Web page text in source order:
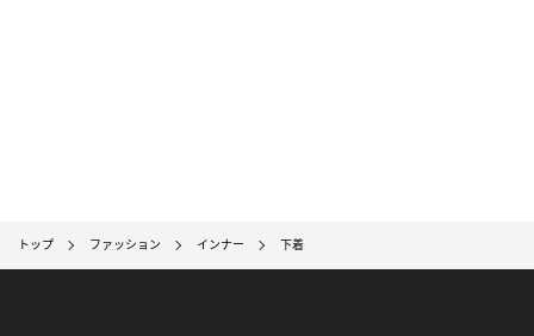
トップ ファッション インナー 下着